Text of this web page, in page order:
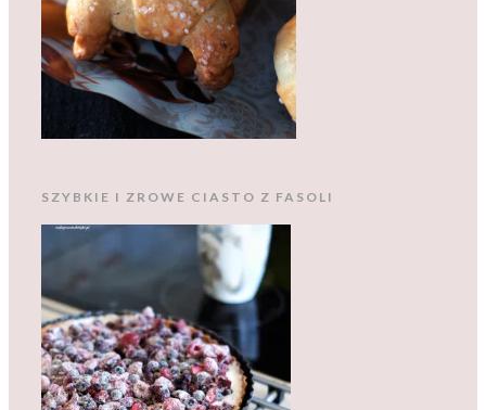
SZYBKIE I ZROWE CIASTO Z FASOLI